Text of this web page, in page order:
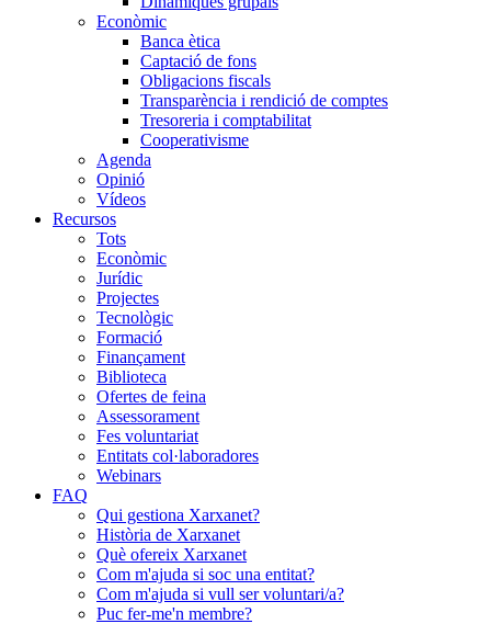
Econòmic
Banca ètica
Captació de fons
Obligacions fiscals
Transparència i rendició de comptes
Tresoreria i comptabilitat
Cooperativisme
Agenda
Opinió
Vídeos
Recursos
Tots
Econòmic
Jurídic
Projectes
Tecnològic
Formació
Finançament
Biblioteca
Ofertes de feina
Assessorament
Fes voluntariat
Entitats col·laboradores
Webinars
FAQ
Qui gestiona Xarxanet?
Història de Xarxanet
Què ofereix Xarxanet
Com m'ajuda si soc una entitat?
Com m'ajuda si vull ser voluntari/a?
Puc fer-me'n membre?